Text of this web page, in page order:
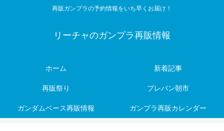
再販ガンプラの予約情報をいち早くお届け！
リーチャのガンプラ再販情報
ホーム 新着記事
再販祭り プレバン朝市
ガンダムベース再販情報 ガンプラ再販カレンダー